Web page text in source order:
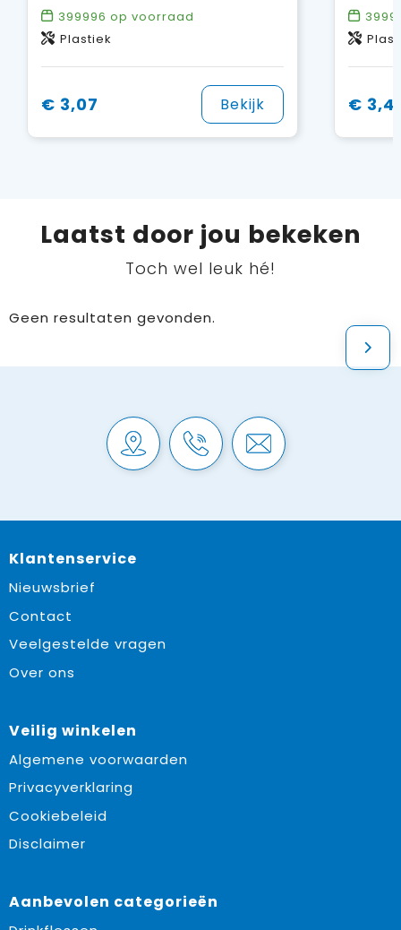
399996 op voorraad
Plastiek
€ 3,07 Bekijk €
Laatst door jou bekeken
Toch wel leuk hé!
Geen resultaten gevonden.
Klantenservice
Nieuwsbrief
Contact
Veelgestelde vragen
Over ons
Veilig winkelen
Algemene voorwaarden
Privacyverklaring
Cookiebeleid
Disclaimer
Aanbevolen categorieën